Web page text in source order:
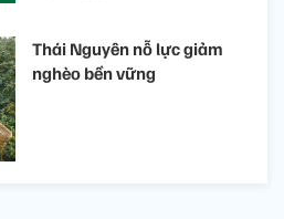
Thái Nguyên nỗ lực giảm
nghèo bền vững